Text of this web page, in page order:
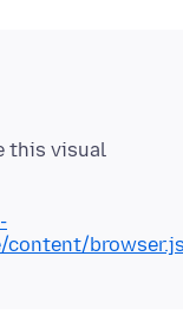
this visual
content/